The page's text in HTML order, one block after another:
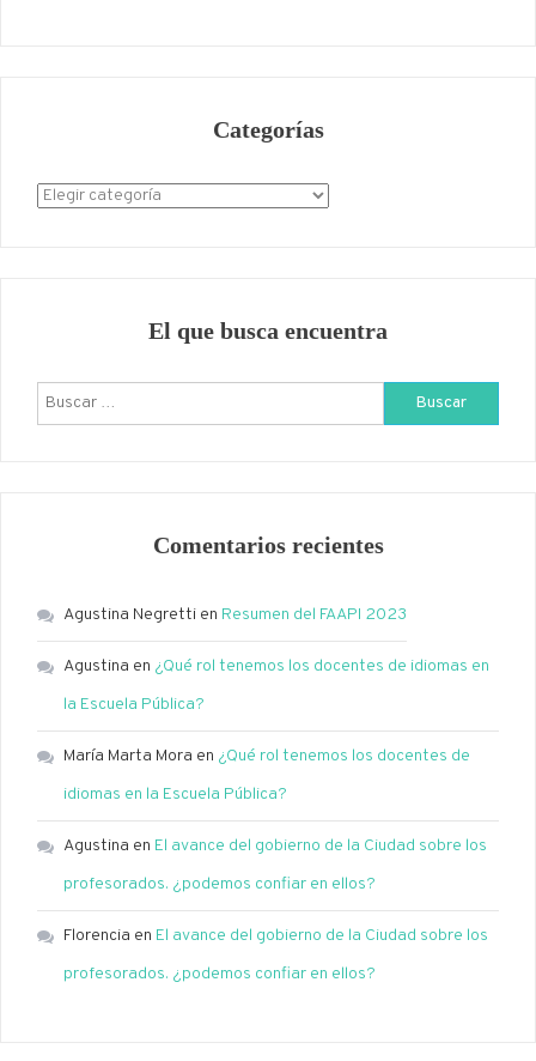
Categorías
Categorías
El que busca encuentra
Buscar:
Comentarios recientes
Agustina Negretti en Resumen del FAAPI 2023
Agustina en ¿Qué rol tenemos los docentes de idiomas en
la Escuela Pública?
María Marta Mora en ¿Qué rol tenemos los docentes de
idiomas en la Escuela Pública?
Agustina en El avance del gobierno de la Ciudad sobre los
profesorados. ¿podemos confiar en ellos?
Florencia en El avance del gobierno de la Ciudad sobre los
profesorados. ¿podemos confiar en ellos?